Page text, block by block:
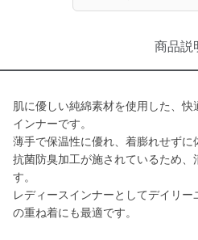
商品説
肌に優しい純綿素材を使用した、
インナーです。
薄手で保温性に優れ、着膨れせずに
抗菌防臭加工が施されているため、
す。
レディースインナーとしてデイリ
の重ね着にも最適です。